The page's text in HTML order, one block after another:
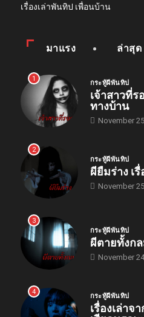
เรื่องเล่าพันทิป เพื่อนบ้าน
มาแรง ล่าสุด
1 กระทู้ผีพันทิป
เจ้าสาวที่ร
ทางบ้าน
November
2
กระทู้ผีพันทิป
ผียืมร่าง เ
November
3
กระทู้ผีพันทิป
ผีตายทั้งกล
November
4 กระทู้ผีพันทิป
เรื่องเล่าจ